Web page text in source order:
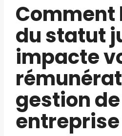
Comment
du statut
impacte
gestion
entreprise